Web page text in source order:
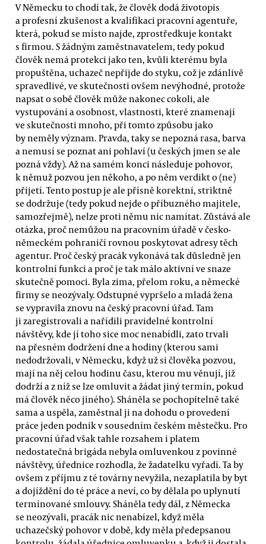
V Německu to chodí tak, že člověk dodá životopis
a profesní zkušenost a kvalifikaci pracovní agentuře,
která, pokud se místo najde, zprostředkuje kontakt
s firmou. S žádným zaměstnavatelem, tedy pokud
člověk nemá protekci jako ten, kvůli kterému byla
propuštěna, uchazeč nepřijde do styku, což je zdánlivě
spravedlivé, ve skutečnosti ovšem nevýhodné, protože
napsat o sobě člověk může nakonec cokoli, ale
vystupování a osobnost, vlastnosti, které znamenají
ve skutečnosti mnoho, při tomto způsobu jako
by neměly význam. Pravda, taky se nepozná rasa, barva
a nemusí se poznat ani pohlaví (u českých jmen se ale
pozná vždy). Až na samém konci následuje pohovor,
k němuž pozvou jen někoho, a po něm verdikt o (ne)
přijetí. Tento postup je ale přísně korektní, striktně
se dodržuje (tedy pokud nejde o příbuzného majitele,
samozřejmě), nelze proti němu nic namítat. Zůstává ale
otázka, proč nemůžou na pracovním úřadě v česko-
německém pohraničí rovnou poskytovat adresy těch
agentur. Proč český pracák vykonává tak důsledně jen
kontrolní funkci a proč je tak málo aktivní ve snaze
skutečně pomoci. Byla zima, přelom roku, a německé
firmy se neozývaly. Odstupné vypršelo a mladá žena
se vypravila znovu na český pracovní úřad. Tam
ji zaregistrovali a nařídili pravidelné kontrolní
návštěvy, kde jí toho sice moc nenabídli, zato trvali
na přesném dodržení dne a hodiny (kterou sami
nedodržovali, v Německu, když už si člověka pozvou,
mají na něj celou hodinu času, kterou mu věnují, již
dodrží a z níž se lze omluvit a žádat jiný termín, pokud
má člověk něco jiného). Sháněla se pochopitelně také
sama a uspěla, zaměstnal ji na dohodu o provedení
práce jeden podnik v sousedním českém městečku. Pro
pracovní úřad však tahle rozsahem i platem
nedostatečná brigáda nebyla omluvenkou z povinné
návštěvy, úřednice rozhodla, že žadatelku vyřadí. Ta by
ovšem z příjmu z té továrny nevyžila, nezaplatila by byt
a dojíždění do té práce a neví, co by dělala po uplynutí
termínované smlouvy. Sháněla tedy dál, z Německa
se neozývali, pracák nic nenabízel, když měla
uchazečský pohovor v době, kdy měla předepsanou